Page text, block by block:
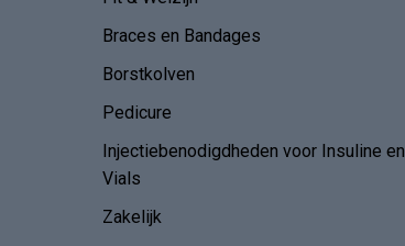
Braces en Bandages
Borstkolven
Pedicure
Injectiebenodigdheden voor Insuline en
Vials
Zakelijk